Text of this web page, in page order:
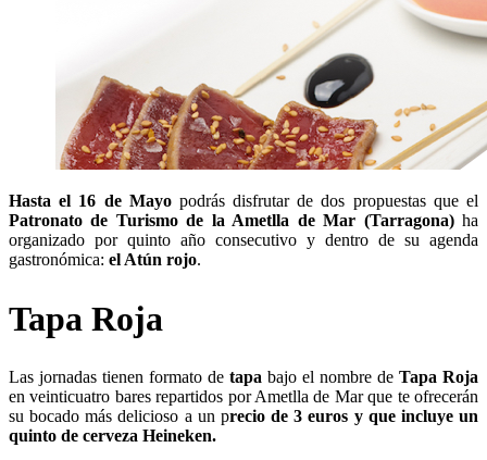
Hasta el 16 de Mayopodrás disfrutar de dos propuestas que el
Patronato de Turismo de la Ametlla de Mar (Tarragona)ha
organizado por quinto año consecutivo y dentro de su agenda
gastronómica: el Atún rojo.
Tapa Roja
Las jornadas tienen formato de tapa bajo el nombre de Tapa Roja
en veinticuatro bares repartidos por Ametlla de Mar que te ofrecerán
su bocado más delicioso a un precio de 3 euros y que incluye un
quinto de cerveza Heineken.